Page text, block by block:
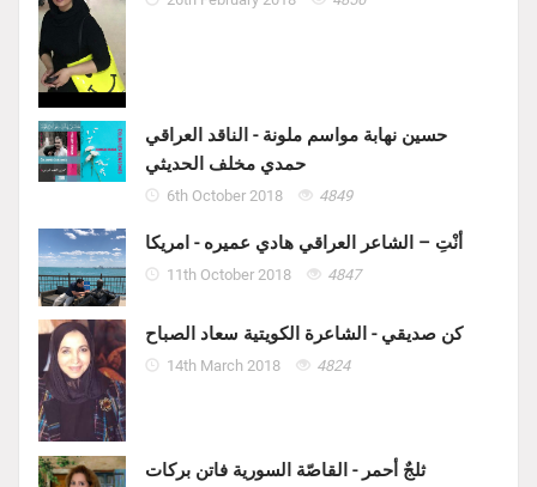
حسين نهابة مواسم ملونة - الناقد العراقي
حمدي مخلف الحديثي
6th October 2018 4849
أنْتِ – الشاعر العراقي هادي عميره - امريكا
11th October 2018 4847
كن صديقي - الشاعرة الكويتية سعاد الصباح
14th March 2018 4824
ثلجٌ أحمر - القاصّة السورية فاتن بركات